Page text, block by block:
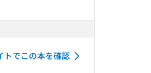
トでこの本を確認